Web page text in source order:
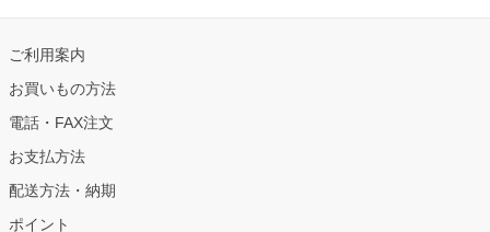
ご利用案内
お買いもの方法
電話・FAX注文
お支払方法
配送方法・納期
ポイント